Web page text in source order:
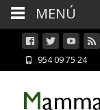
954 09 75 24
MENÚ